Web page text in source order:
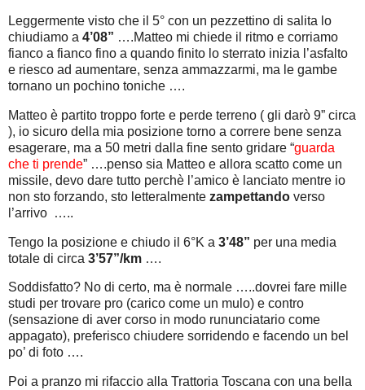
Leggermente visto che il 5° con un pezzettino di salita lo
chiudiamo a 4’08” ….Matteo mi chiede il ritmo e corriamo
fianco a fianco fino a quando finito lo sterrato inizia l’asfalto
e riesco ad aumentare, senza ammazzarmi, ma le gambe
tornano un pochino toniche ….
Matteo è partito troppo forte e perde terreno ( gli darò 9” circa
), io sicuro della mia posizione torno a correre bene senza
esagerare, ma a 50 metri dalla fine sento gridare “guarda
che ti prende” ….penso sia Matteo e allora scatto come un
missile, devo dare tutto perchè l’amico è lanciato mentre io
non sto forzando, sto letteralmente zampettando verso
l’arrivo …..
Tengo la posizione e chiudo il 6°K a 3’48” per una media
totale di circa 3’57”/km ….
Soddisfatto? No di certo, ma è normale …..dovrei fare mille
studi per trovare pro (carico come un mulo) e contro
(sensazione di aver corso in modo rununciatario come
appagato), preferisco chiudere sorridendo e facendo un bel
po’ di foto ….
Poi a pranzo mi rifaccio alla Trattoria Toscana con una bella